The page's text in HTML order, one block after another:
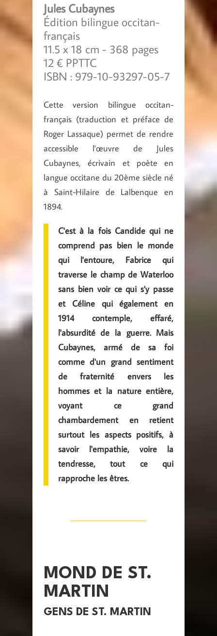
Jules Cubaynes
Édition bilingue occitan-
français
11.5 x 18 cm - 368 pages
12 € PPTTC
ISBN : 979-10-93297-05-7
Cette version bilingue occitan-
français (traduction et préface de
Roger Lassaque) permet de rendre
accessible l'œuvre de Jules
Cubaynes, écrivain et poète en
langue occitane du 20ème siècle né
à Saint-Hilaire de Lalbenque en
1894.
C'est à la fois Candide qui ne
comprend pas bien le monde
qui l'entoure, Fabrice qui
traverse le champ de Waterloo
sans bien voir ce qui s'y passe
et Céline qui également en
1914 contemple, effaré,
l'absurdité de la guerre. Mais
Cubaynes, armé de sa foi
comme d'un grand sentiment
de fraternité envers les
hommes et la nature entière,
voyant ce grand
chambardement en retient
surtout les aspects positifs, à
savoir l'empathie, voire la
tendresse, tout ce qui
rapproche les êtres.
MOND DE ST.
MARTIN
GENS DE ST. MARTIN